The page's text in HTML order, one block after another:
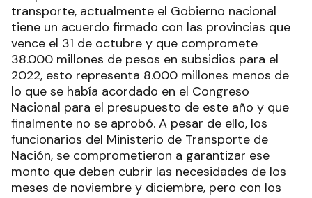
transporte, actualmente el Gobierno nacional
tiene un acuerdo firmado con las provincias que
vence el 31 de octubre y que compromete
38.000 millones de pesos en subsidios para el
2022, esto representa 8.000 millones menos de
lo que se había acordado en el Congreso
Nacional para el presupuesto de este año y que
finalmente no se aprobó. A pesar de ello, los
funcionarios del Ministerio de Transporte de
Nación, se comprometieron a garantizar ese
monto que deben cubrir las necesidades de los
meses de noviembre y diciembre, pero con los